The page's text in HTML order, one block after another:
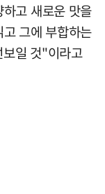
고 새로운 맛을
그에 부합하는
일 것"이라고